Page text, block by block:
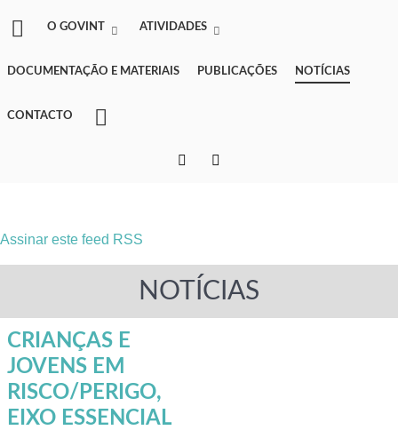
O GOVINT ATIVIDADES
DOCUMENTAÇÃO E MATERIAIS PUBLICAÇÕES NOTÍCIAS
CONTACTO
Assinar este feed RSS
NOTÍCIAS
CRIANÇAS E
JOVENS EM
RISCO/PERIGO,
EIXO ESSENCIAL